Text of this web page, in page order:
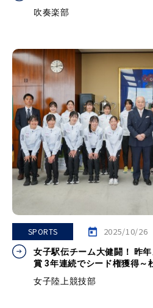
吹奏楽部
SPORTS 2025/10/26
女子駅伝チーム大健闘！ 昨
賞 3年連続でシード権獲得～
女子陸上競技部